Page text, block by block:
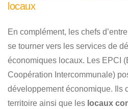
locaux
En complément, les chefs
se tourner vers les services de
économiques locaux. Les EPCI
Coopération Intercommunale)
développement économique. Ils
territoire ainsi que les locaux